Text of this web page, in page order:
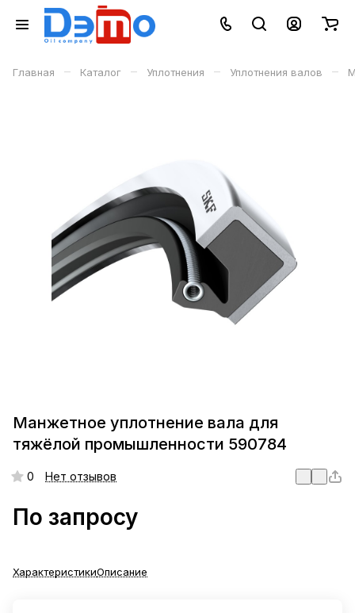
Главная – Каталог – Уплотнения – Уплотнения валов –
Манжетное уплотнение вала для
тяжёлой промышленности 590784
0 Нет отзывов
По запросу
ХарактеристикиОписание